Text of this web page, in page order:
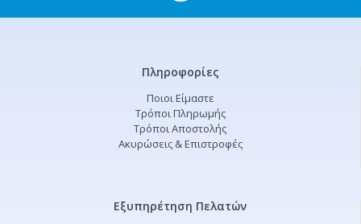
Πληροφορίες
Ποιοι Είμαστε
Τρόποι Πληρωμής
Τρόποι Αποστολής
Ακυρώσεις & Επιστροφές
Εξυπηρέτηση Πελατών